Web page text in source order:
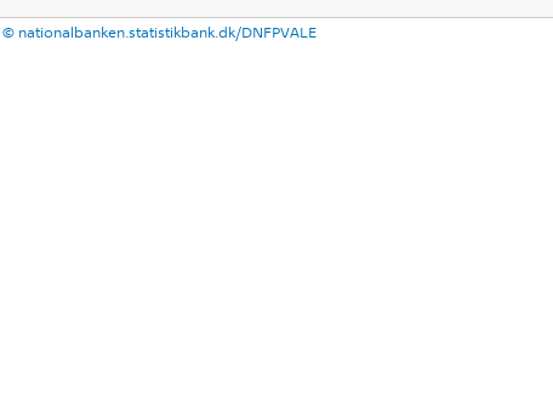
© nationalbanken.statistikbank.dk/DNFPVALE